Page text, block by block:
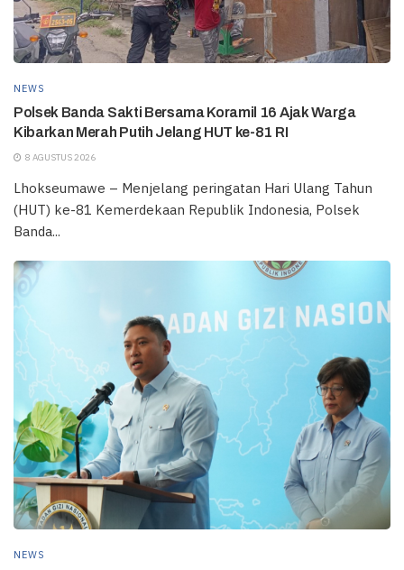
NEWS
Polsek Banda Sakti Bersama Koramil 16 Ajak Warga
Kibarkan Merah Putih Jelang HUT ke-81 RI
8 AGUSTUS 2026
Lhokseumawe – Menjelang peringatan Hari Ulang Tahun
(HUT) ke-81 Kemerdekaan Republik Indonesia, Polsek
Banda...
NEWS